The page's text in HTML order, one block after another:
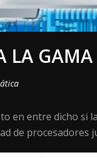
LA
en entre dicho
de procesadores